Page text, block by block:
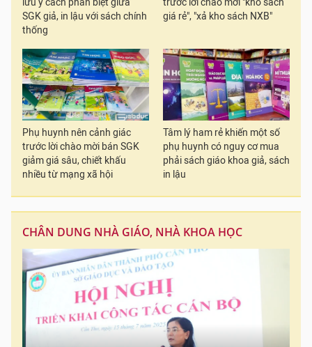
lưu ý cách phân biệt giữa
SGK giả, in lậu với sách chính
thống
trước lời chào mời "kho sách
giá rẻ", "xả kho sách NXB"
Phụ huynh nên cảnh giác
trước lời chào mời bán SGK
giảm giá sâu, chiết khấu
nhiều từ mạng xã hội
Tâm lý ham rẻ khiến một số
phụ huynh có nguy cơ mua
phải sách giáo khoa giả, sách
in lậu
CHÂN DUNG NHÀ GIÁO, NHÀ KHOA HỌC